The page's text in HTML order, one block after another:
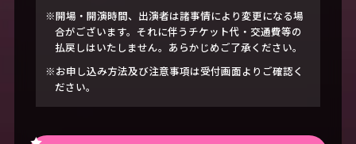
※開場・開演時間、出演者は諸事情により変更になる場
合がございます。それに伴うチケット代・交通費等の
払戻しはいたしません。あらかじめご了承ください。
※お申し込み方法及び注意事項は受付画面よりご確認く
ださい。